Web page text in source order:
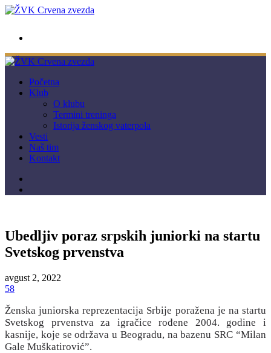
Početna
Klub
O klubu
Termini treninga
Istorija ženskog vaterpola
Vesti
Naš tim
Kontakt
Ubedljiv poraz srpskih juniorki na startu
Svetskog prvenstva
avgust 2, 2022
58
Ženska juniorska reprezentacija Srbije poražena je na startu
Svetskog prvenstva za igračice rođene 2004. godine i
kasnije, koje se održava u Beogradu, na bazenu SRC “Milan
Gale Muškatirović”.